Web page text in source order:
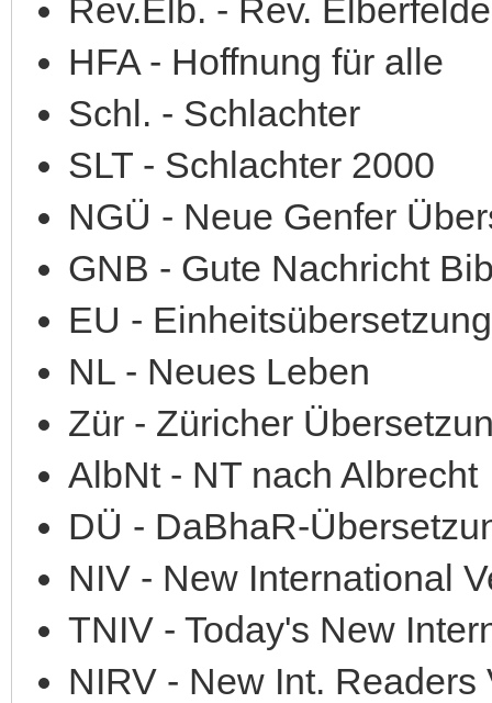
Rev.Elb. - Rev.
HFA - Hoffnung für alle
Schl. - Schlachter
SLT - Schlachter 2000
NGÜ - Neue Genfer
GNB - Gute Nachricht
EU - Einheitsübersetzung
NL - Neues Leben
Zür - Züricher
AlbNt - NT nach Albrecht
DÜ - DaBhaR-
NIV - New International
TNIV - Today's New
NIRV - New Int. Readers